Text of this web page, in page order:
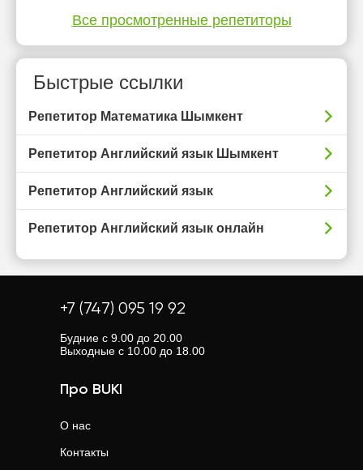
Все просмотренные репетиторы
Быстрые ссылки
Репетитор Математика Шымкент
Репетитор Английский язык Шымкент
Репетитор Английский язык
Репетитор Английский язык онлайн
+7 (747) 095 19 92
Будние с 9.00 до 20.00
Выходные с 10.00 до 18.00
Про BUKI
О нас
Контакты